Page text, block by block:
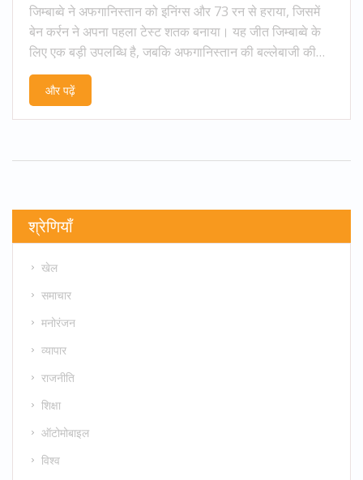
जिम्बाब्वे ने अफगानिस्तान को इनिंग्स और 73 रन से हराया, जिसमें
बेन कर्रन ने अपना पहला टेस्ट शतक बनाया। यह जीत जिम्बाब्वे के
लिए एक बड़ी उपलब्धि है, जबकि अफगानिस्तान की बल्लेबाजी की
कमजोरी सामने आई।
और पढ़ें
श्रेणियाँ
खेल
समाचार
मनोरंजन
व्यापार
राजनीति
शिक्षा
ऑटोमोबाइल
विश्व